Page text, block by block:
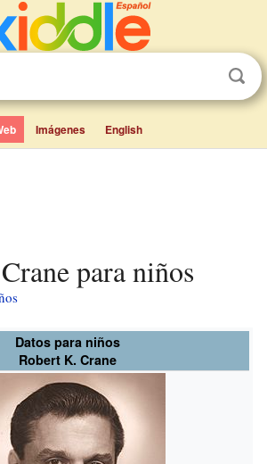
Imágenes English
para niños
Datos para niños
Robert K. Crane